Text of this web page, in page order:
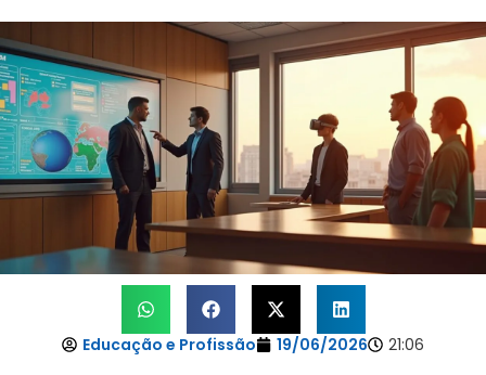
Educação e Profissão 19/06/2026 21:06